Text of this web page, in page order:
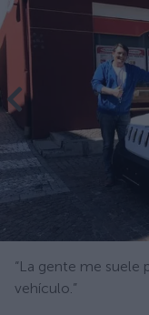
“La gente me suele
vehículo.”